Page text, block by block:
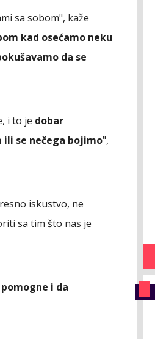
sa sobom", kaže
kad osećamo neku
da se
i to je dobar
ili se nečega bojimo",
iskustvo, ne
sa tim što nas je
i da